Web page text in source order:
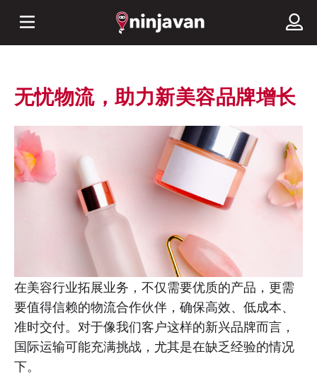
无忧物流，助力新美容品牌增长
在美容行业拓展业务，不仅需要优质的产品，更需
要值得信赖的物流合作伙伴，确保高效、低成本、
准时交付。对于像我们客户这样的新兴品牌而言，
国际运输可能充满挑战，尤其是在缺乏经验的情况
下。